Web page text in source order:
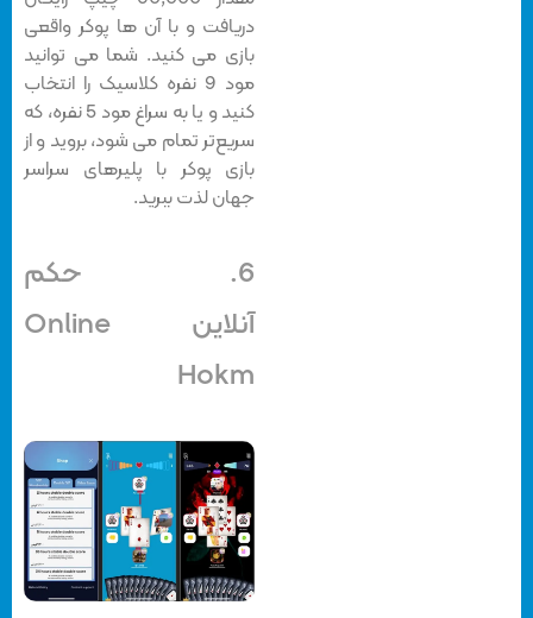
دریافت و با آن ها پوکر واقعی
بازی می کنید. شما می توانید
مود 9 نفره کلاسیک را انتخاب
کنید و یا به سراغ مود 5 نفره، که
سریع‎‌تر تمام می شود، بروید و از
بازی پوکر با پلیرهای سراسر
جهان لذت ببرید.
6. حکم
آنلاین Online
Hokm